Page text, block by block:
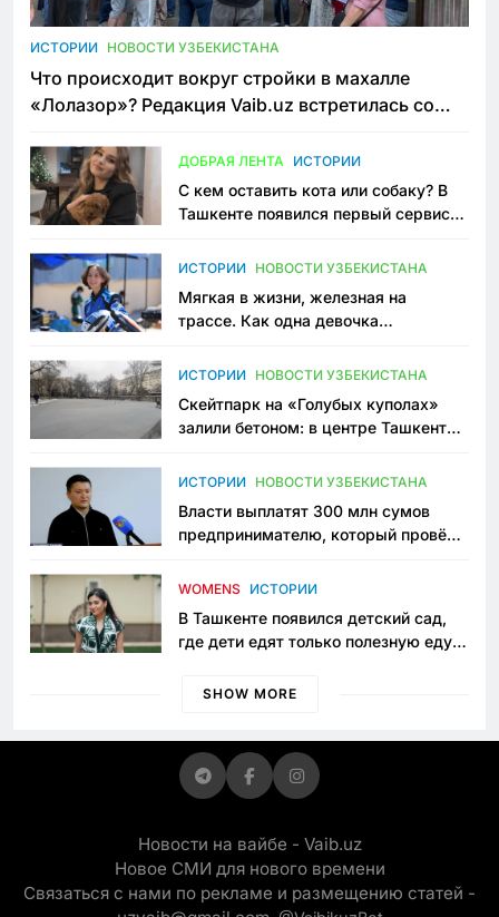
ИСТОРИИ НОВОСТИ УЗБЕКИСТАНА
Что происходит вокруг стройки в махалле
«Лолазор»? Редакция Vaib.uz встретилась со
ДОБРАЯ ЛЕНТА ИСТОРИИ
С кем оставить кота или собаку? В
Ташкенте появился первый сервис
ИСТОРИИ НОВОСТИ УЗБЕКИСТАНА
Мягкая в жизни, железная на
трассе. Как одна девочка
Узбекистане
ИСТОРИИ НОВОСТИ УЗБЕКИСТАНА
Скейтпарк на «Голубых куполах»
залили бетоном: в центре Ташкента
пространство
ИСТОРИИ НОВОСТИ УЗБЕКИСТАНА
Власти выплатят 300 млн сумов
предпринимателю, который провёл
приговору
WOMENS ИСТОРИИ
В Ташкенте появился детский сад,
где дети едят только полезную еду.
просить «кашу без сахара»
SHOW MORE
Новости на вайбе - Vaib.uz
Новое СМИ для нового времени
Связаться с нами по рекламе и размещению статей -